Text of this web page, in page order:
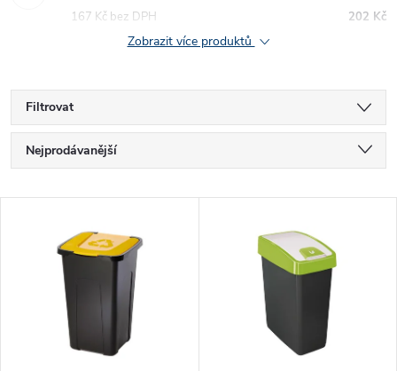
202 Kč
167 Kč bez DPH
Zobrazit více produktů
Filtrovat
Ř
a
Nejprodávanější
Abecedně